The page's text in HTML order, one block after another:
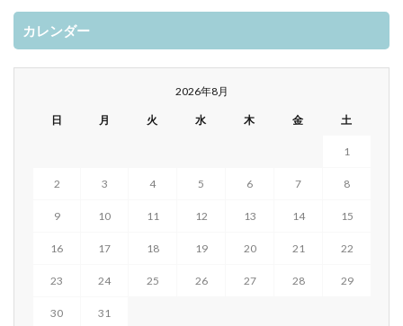
カレンダー
2026年8月
日 月 火 水 木 金 土
1
2 3 4 5 6 7 8
9 10 11 12 13 14 15
16 17 18 19 20 21 22
23 24 25 26 27 28 29
30
31